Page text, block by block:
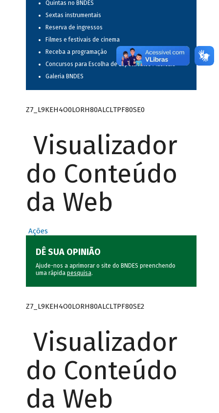
Quintas no BNDES
Sextas instrumentais
Reserva de ingressos
Filmes e festivais de cinema
Receba a programação
Concursos para Escolha de Espetáculos Musicais
Galeria BNDES
Z7_L9KEH4O0LORH80ALCLTPF80SE0
Visualizador
do Conteúdo
da Web
Ações
DÊ SUA OPINIÃO
Ajude-nos a aprimorar o site do BNDES preenchendo
uma rápida pesquisa.
Z7_L9KEH4O0LORH80ALCLTPF80SE2
Visualizador
do Conteúdo
da Web